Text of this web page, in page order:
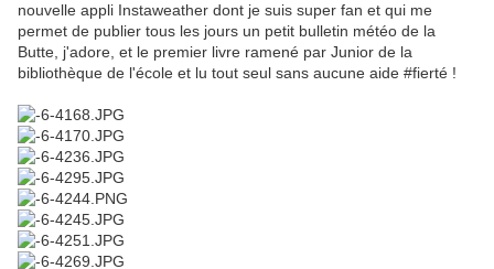
nouvelle appli Instaweather dont je suis super fan et qui me
permet de publier tous les jours un petit bulletin météo de la
Butte, j'adore, et le premier livre ramené par Junior de la
bibliothèque de l'école et lu tout seul sans aucune aide #fierté !